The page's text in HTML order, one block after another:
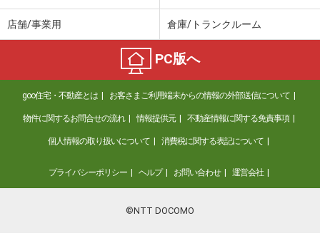
店舗/事業用 倉庫/トランクルーム
PC版へ
goo住宅・不動産とは お客さまご利用端末からの情報の外部送信について
物件に関するお問合せの流れ 情報提供元 不動産情報に関する免責事項
個人情報の取り扱いについて 消費税に関する表記について
プライバシーポリシー ヘルプ お問い合わせ 運営会社
©NTT DOCOMO